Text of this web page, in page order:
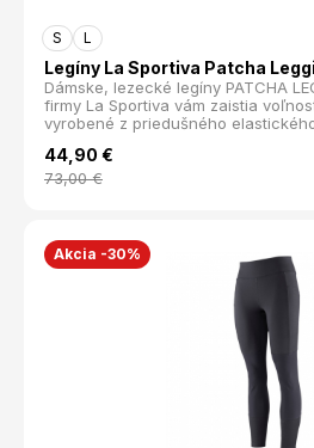
S L
Legíny La Sportiva Patcha
Dámske, lezecké legíny PATCHA
firmy La Sportiva vám zaistia
vyrobené z priedušného
pás skvele sadne. Jednoduchý
pohybe. Legíny sú ideálne na
napríklad na lekciu jogy.
širší pás Materiál: 90%
44,90 €
73,00€
Akcia -30%